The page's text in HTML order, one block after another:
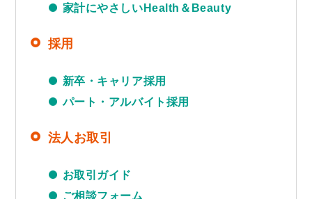
家計にやさしいHealth＆Beauty
採用
新卒・キャリア採用
パート・アルバイト採用
法人お取引
お取引ガイド
ご相談フォーム